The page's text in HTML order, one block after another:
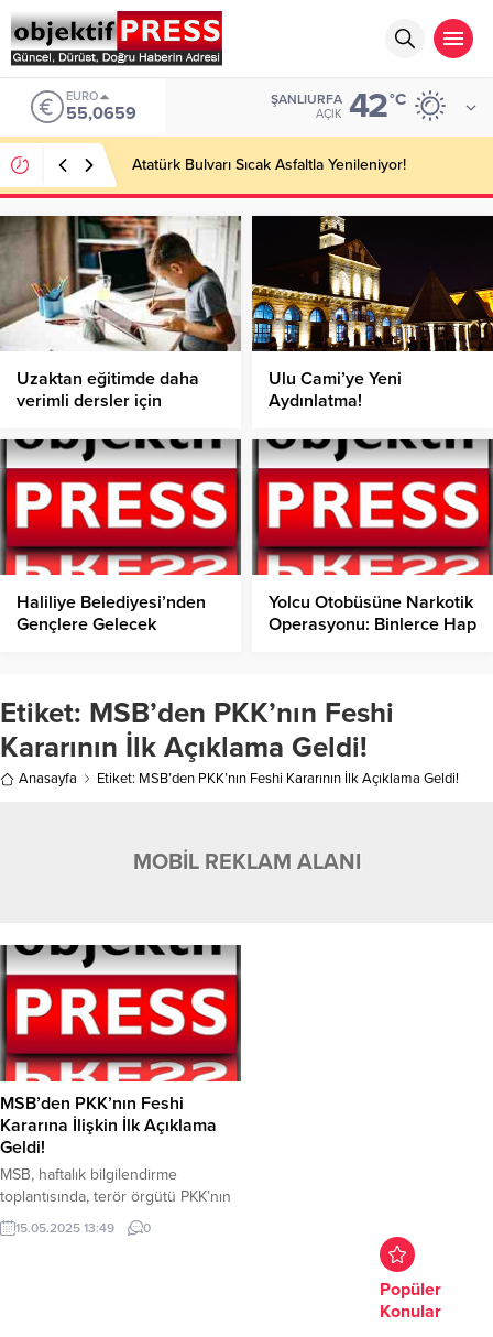
EURO
55,0659
ŞANLIURFA
AÇIK 42°C
Atatürk Bulvarı Sıcak Asfaltla Yenileniyor!
Uzaktan eğitimde daha
verimli dersler için
Ulu Cami’ye Yeni
Aydınlatma!
Haliliye Belediyesi’nden
Gençlere Gelecek
Yolcu Otobüsüne Narkotik
Operasyonu: Binlerce Hap
Etiket: MSB’den PKK’nın Feshi
Kararının İlk Açıklama Geldi!
Anasayfa Etiket: MSB’den PKK’nın Feshi Kararının İlk Açıklama Geldi!
MOBİL REKLAM ALANI
MSB’den PKK’nın Feshi
Kararına İlişkin İlk Açıklama
Geldi!
MSB, haftalık bilgilendirme
toplantısında, terör örgütü PKK’nın
fesih ve silah bırakma kararı ile ilgili
olarak “Silahların teslimi
15.05.2025 13:49 0
Popüler
Konular